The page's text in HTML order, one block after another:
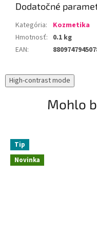
Dodatočné
Kategória:
Kozmetika
Hmotnosť: 0.1 kg
EAN:
High-contrast mode
Mohlo
Novinka
Tip